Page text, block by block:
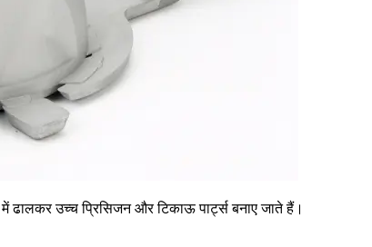
में ढालकर उच्च प्रिसिजन और टिकाऊ पार्ट्स बनाए जाते हैं।